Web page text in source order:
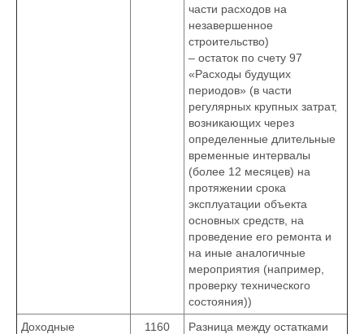
части расходов на
незавершенное
строительство)
– остаток по счету 97
«Расходы будущих
периодов» (в части
регулярных крупных затрат,
возникающих через
определенные длительные
временные интервалы
(более 12 месяцев) на
протяжении срока
эксплуатации объекта
основных средств, на
проведение его ремонта и
на иные аналогичные
мероприятия (например,
проверку технического
состояния))
Доходные
1160
Разница между остатками